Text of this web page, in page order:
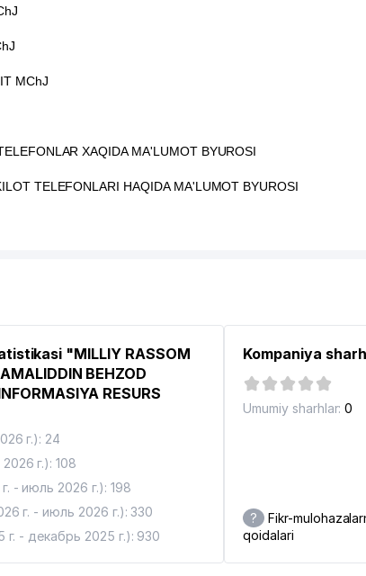
MChJ
XAQIDA MA'LUMOT BYUROSI
TELEFONLARI HAQIDA MA'LUMOT BYUROSI
ТЕРРИТОРИАЛЬНОЕ КОММУНАЛЬНО-
MChJ
ELChINONASI
"MILLIY RASSOM
BEHZOD
RESURS
г.): 24
г.): 108
- июль 2026 г.): 198
г. - июль 2026 г.): 330
г. - декабрь 2025 г.): 930
Kompaniya
Umumiy sharhlar: 0
?
Fikr-
qoidalari